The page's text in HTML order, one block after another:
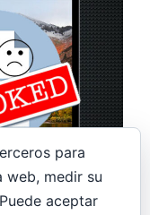
para
web, medir su
aceptar